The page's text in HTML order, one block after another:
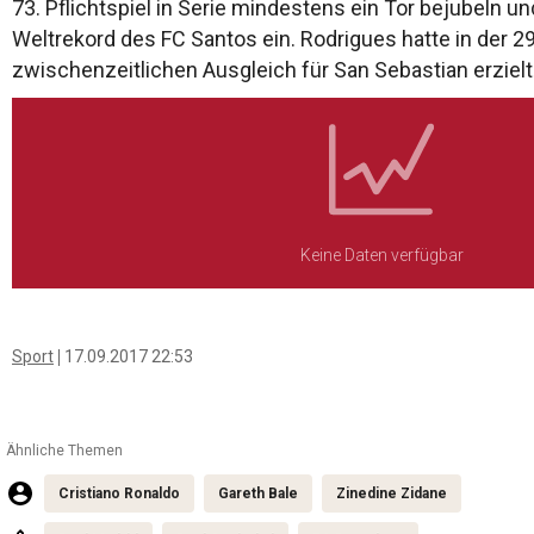
73. Pflichtspiel in Serie mindestens ein Tor bejubeln
Weltrekord des FC Santos ein. Rodrigues hatte in der
zwischenzeitlichen Ausgleich für San Sebastian
Keine Daten verfügbar
Sport 17.09.2017 22:53
Ähnliche Themen
Cristiano Ronaldo Gareth Bale Zinedine Zidane